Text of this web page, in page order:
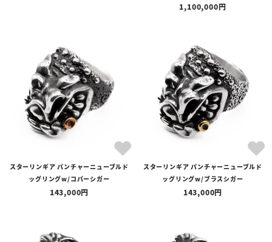
1,100,000
スターリンギア パンチャーニューブルド
ッグリングw/コパーシガー
143,000
スターリンギア パンチャーニューブルド
ッグリングw/ブラスシガー
143,000